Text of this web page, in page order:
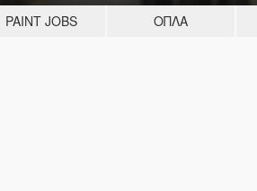
PAINT JOBS ΌΠΛΑ